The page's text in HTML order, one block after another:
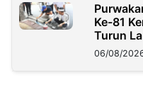
Ke-81
Turun
06/08/